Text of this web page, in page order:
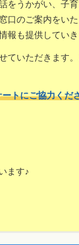
をうかがい、子
口のご案内をいた
報も提供していき
ていただきます。
トにご協力くだ
ます♪